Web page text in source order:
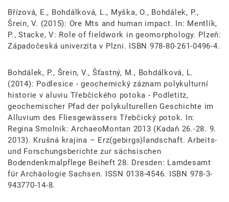
Břízová, E., Bohdálková, L., Myška, O., Bohdálek, P.,
Šrein, V. (2015): Ore Mts and human impact. In: Mentlík,
P., Stacke, V: Role of fieldwork in geomorphology. Plzeň:
Západočeská univerzita v Plzni. ISBN 978-80-261-0496-4.
Bohdálek, P., Šrein, V., Šťastný, M., Bohdálková, L.
(2014): Podlesice - geochemický záznam polykulturní
historie v aluviu Třebčického potoka - Podletitz,
geochemischer Pfad der polykulturellen Geschichte im
Alluvium des Fliesgewässers Třebčický potok. In:
Regina Smolnik: ArchaeoMontan 2013 (Kadaň 26.-28. 9.
2013). Krušná krajina – Erz(gebirgs)landschaft. Arbeits-
und Forschungsberichte zur sächsischen
Bodendenkmalpflege Beiheft 28. Dresden: Lamdesamt
für Archäologie Sachsen. ISSN 0138-4546. ISBN 978-3-
943770-14-8.